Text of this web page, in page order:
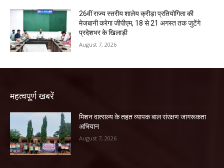
26वीं राज्य स्तरीय शालेय क्रीड़ा प्रतियोगिता की
मेजबानी करेगा जीपीएम, 18 से 21 अगस्त तक जुटेंगे
प्रदेशभर के खिलाड़ी
August 7, 2026
महत्वपूर्ण खबरें
मिशन वात्सल्य के तहत व्यापक बाल संरक्षण जागरूकता
अभियान
August 7, 2026